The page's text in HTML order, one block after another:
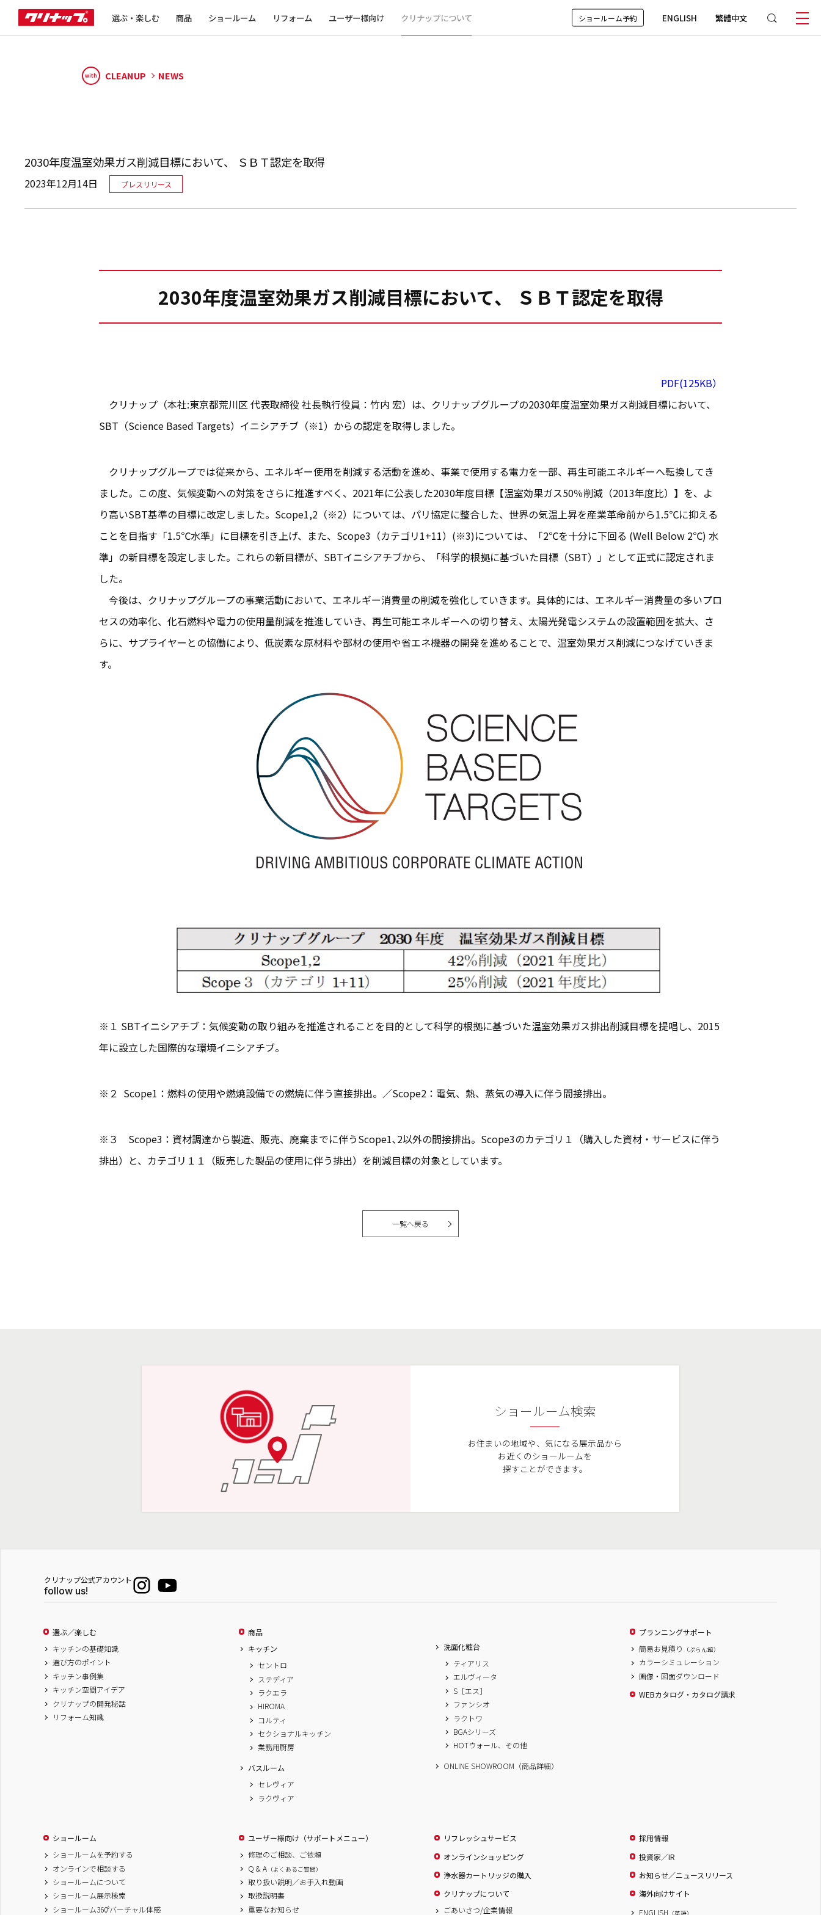
選ぶ・楽しむ 商品 ショールーム リフォーム ユーザー様向け クリナップについて ショールーム予約 ENGLISH 繁體中文
with CLEANUP NEWS
2030年度温室効果ガス削減目標において、 ＳＢＴ認定を取得
2023年12月14日 プレスリリース
2030年度温室効果ガス削減目標において、 ＳＢＴ認定を取得
PDF(125KB）
クリナップ（本社:東京都荒川区 代表取締役 社長執行役員：竹内 宏）は、クリナップグループの2030年度温室効果ガス削減目標において、
SBT（Science Based Targets）イニシアチブ（※1）からの認定を取得しました。
クリナップグループでは従来から、エネルギー使用を削減する活動を進め、事業で使用する電力を一部、再生可能エネルギーへ転換してき
ました。この度、気候変動への対策をさらに推進すべく、2021年に公表した2030年度目標【温室効果ガス50％削減（2013年度比）】を、よ
り高いSBT基準の目標に改定しました。Scope1,2（※2）については、パリ協定に整合した、世界の気温上昇を産業革命前から1.5℃に抑える
ことを目指す「1.5℃水準」に目標を引き上げ、また、Scope3（カテゴリ1+11）(※3)については、「2℃を十分に下回る (Well Below 2℃) 水
準」の新目標を設定しました。これらの新目標が、SBTイニシアチブから、「科学的根拠に基づいた目標（SBT）」として正式に認定されま
した。
今後は、クリナップグループの事業活動において、エネルギー消費量の削減を強化していきます。具体的には、エネルギー消費量の多いプロ
セスの効率化、化石燃料や電力の使用量削減を推進していき、再生可能エネルギーへの切り替え、太陽光発電システムの設置範囲を拡大、さ
らに、サプライヤーとの協働により、低炭素な原材料や部材の使用や省エネ機器の開発を進めることで、温室効果ガス削減につなげていきま
す。
※１ SBTイニシアチブ：気候変動の取り組みを推進されることを目的として科学的根拠に基づいた温室効果ガス排出削減目標を提唱し、2015
年に設立した国際的な環境イニシアチブ。
※２ Scope1：燃料の使用や燃焼設備での燃焼に伴う直接排出。／Scope2：電気、熱、蒸気の導入に伴う間接排出。
※３ Scope3：資材調達から製造、販売、廃棄までに伴うScope1､2以外の間接排出。Scope3のカテゴリ１（購入した資材・サービスに伴う
排出）と、カテゴリ１１（販売した製品の使用に伴う排出）を削減目標の対象としています。
一覧へ戻る
ショールーム検索
お住まいの地域や、 気になる展示品から
お近くのショールームを
探すことができます。
クリナップ公式アカウント
follow us!
選ぶ／楽しむ
キッチンの基礎知識
選び方のポイント
キッチン事例集
キッチン空間アイデア
クリナップの開発秘話
リフォーム知識
商品
キッチン
セントロ
ステディア
ラクエラ
HIROMA
コルティ
セクショナルキッチン
業務用厨房
バスルーム
セレヴィア
ラクヴィア
洗面化粧台
ティアリス
エルヴィータ
S［エス］
ファンシオ
ラクトワ
BGAシリーズ
HOTウォール、その他
ONLINE SHOWROOM（商品詳細）
プランニングサポート
簡易お見積り
（ぷらん館）
カラーシミュレーション
画像・図面ダウンロード
WEBカタログ・カタログ請求
ショールーム
ショールームを予約する
オンラインで相談する
ショールームについて
ショールーム展示検索
ショールーム360°バーチャル体感
ユーザー様向け（サポートメニュー）
修理のご相談、ご依頼
Q & A （よくあるご質問）
取り扱い説明／お手入れ動画
取扱説明書
重要なお知らせ
リフレッシュサービス
オンラインショッピング
浄水器カートリッジの購入
クリナップについて
ごあいさつ/企業情報
採用情報
投資家／IR
お知らせ／ニュースリリース
海外向けサイト
ENGLISH （英語）